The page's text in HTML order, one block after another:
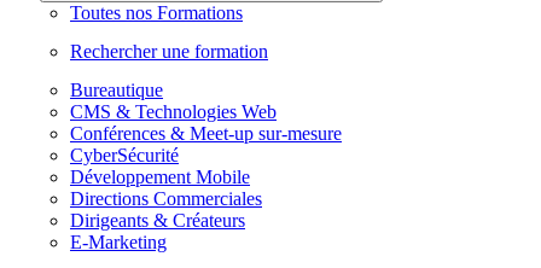
Toutes nos Formations
Rechercher une formation
Bureautique
CMS & Technologies Web
Conférences & Meet-up sur-mesure
CyberSécurité
Développement Mobile
Directions Commerciales
Dirigeants & Créateurs
E-Marketing